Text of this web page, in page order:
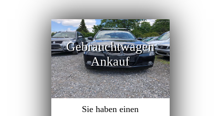
Gebrauchtwagen
Ankauf
Sie haben einen